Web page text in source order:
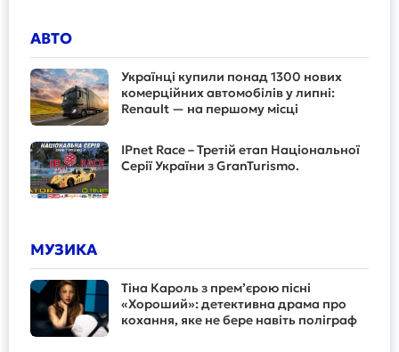
АВТО
Українці купили понад 1300 нових
комерційних автомобілів у липні:
Renault — на першому місці
IPnet Race – Третій етап Національної
Серії України з GranTurismo.
МУЗИКА
Тіна Кароль з прем’єрою пісні
«Хороший»: детективна драма про
кохання, яке не бере навіть поліграф